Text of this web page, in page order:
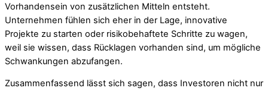
Vorhandensein von zusätzlichen Mitteln entsteht.
Unternehmen fühlen sich eher in der Lage, innovative
Projekte zu starten oder risikobehaftete Schritte zu wagen,
weil sie wissen, dass Rücklagen vorhanden sind, um mögliche
Schwankungen abzufangen.
Zusammenfassend lässt sich sagen, dass Investoren nicht nur